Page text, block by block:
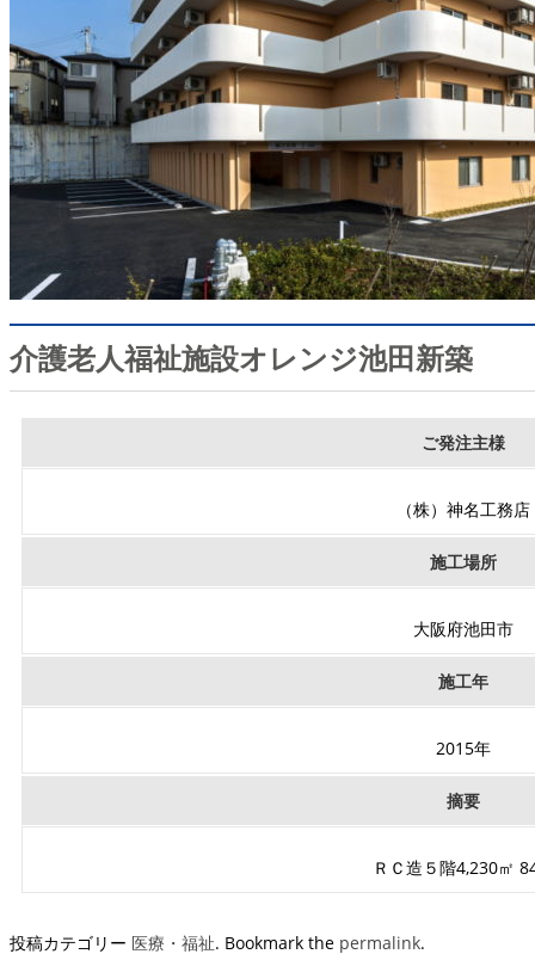
介護老人福祉施設オレンジ池田新築
ご発注主様
（株）神名工務店
施工場所
大阪府池田市
施工年
2015年
摘要
ＲＣ造５階4,230㎡
投稿カテゴリー 医療・福祉. Bookmark the permalink.